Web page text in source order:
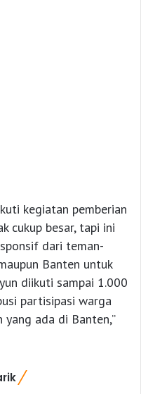
kegiatan pemberian
cukup besar, tapi ini
dari teman-
Banten untuk
diikuti sampai 1.000
partisipasi warga
ada di Banten,”